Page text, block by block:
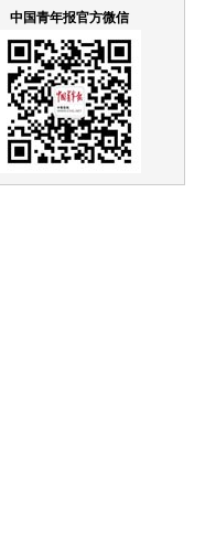
中国青年报官方微信